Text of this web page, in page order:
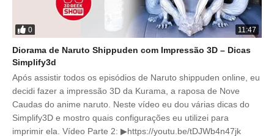
0 11:47
Diorama de Naruto Shippuden com Impressão 3D – Dicas
Simplify3d
Após assistir todos os episódios de Naruto shippuden online, eu
decidi fazer a impressão 3D da Kurama, a raposa de Nove
Caudas do anime naruto. Neste vídeo eu dou várias dicas do
Simplify3D e mostro quais configurações eu utilizei para
imprimir ela. Vídeo Parte 2: ▶https://youtu.be/tDJWb4n47jk